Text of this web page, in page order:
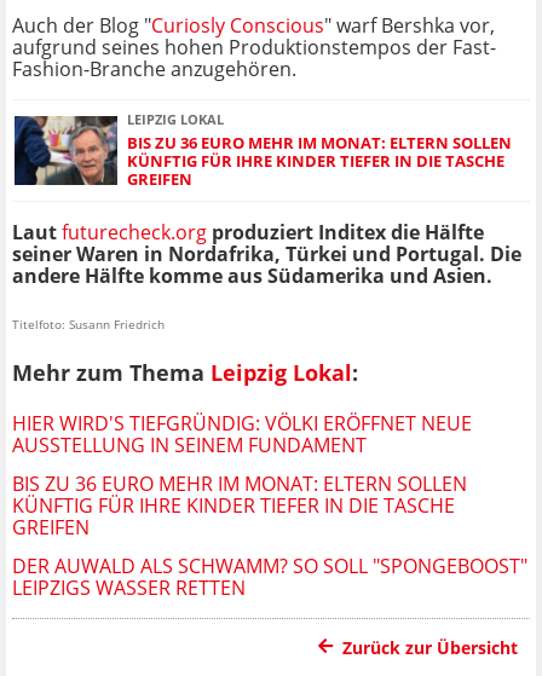
Auch der Blog "Curiosly Conscious" warf Bershka vor,
aufgrund seines hohen Produktionstempos der Fast-
Fashion-Branche anzugehören.
LEIPZIG LOKAL
BIS ZU 36 EURO MEHR IM MONAT: ELTERN SOLLEN
KÜNFTIG FÜR IHRE KINDER TIEFER IN DIE TASCHE
GREIFEN
Lautfuturecheck.org produziert Inditex die Hälfte
seiner Waren in Nordafrika, Türkei und Portugal. Die
andere Hälfte komme aus Südamerika und Asien.
Titelfoto: Susann Friedrich
Mehr zum Thema Leipzig Lokal:
HIER WIRD'S TIEFGRÜNDIG: VÖLKI ERÖFFNET NEUE
AUSSTELLUNG IN SEINEM FUNDAMENT
BIS ZU 36 EURO MEHR IM MONAT: ELTERN SOLLEN
KÜNFTIG FÜR IHRE KINDER TIEFER IN DIE TASCHE
GREIFEN
DER AUWALD ALS SCHWAMM? SO SOLL "SPONGEBOOST"
LEIPZIGS WASSER RETTEN
Zurück zur Übersicht